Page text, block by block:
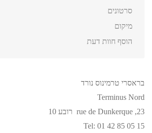
סרטונים
מיקום
הוסף חוות דעת
בראסרי טרמינוס נורד
Terminus Nord
23, rue de Dunkerque רובע 10
Tel: 01 42 85 05 15